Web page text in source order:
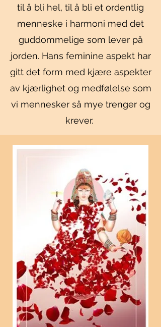
til å bli hel, til å bli et ordentlig
menneske i harmoni med det
guddommelige som lever på
jorden. Hans feminine aspekt har
gitt det form med kjære aspekter
av kjærlighet og medfølelse som
vi mennesker så mye trenger og
krever.